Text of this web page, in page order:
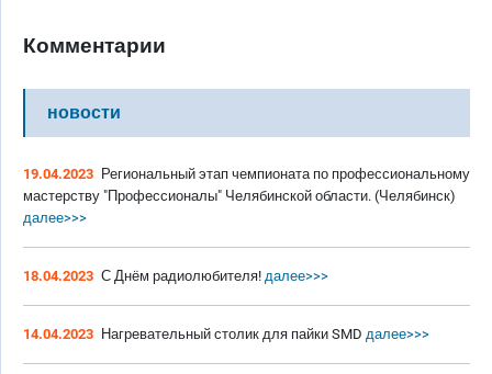
Комментарии
новости
19.04.2023 Региональный этап чемпионата по профессиональному
мастерству "Профессионалы" Челябинской области. (Челябинск)
далее>>>
18.04.2023 С Днём радиолюбителя! далее>>>
14.04.2023 Нагревательный столик для пайки SMD далее>>>